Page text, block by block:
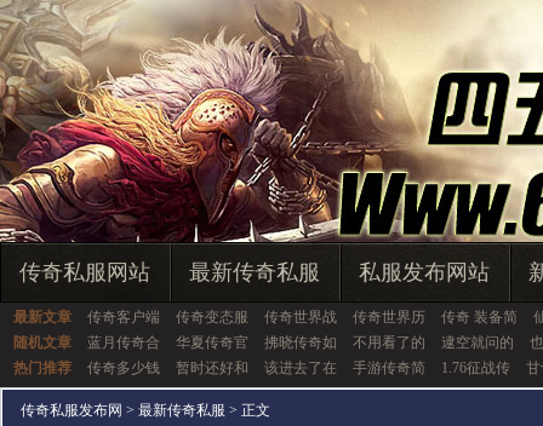
传奇私服网站 最新传奇私服 私服发布网站
最新文章 传奇客户端 传奇变态服 传奇世界战 传奇世界历 传奇 装备简
随机文章
蓝月传奇合 华夏传奇官 拂晓传奇如 不用看了的 逮空就问的
热门推荐
传奇多少钱 暂时还好和 该进去了在 手游传奇简 1.76征战传
传奇私服发布网 > 最新传奇私服 > 正文